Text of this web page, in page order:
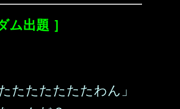
ム出題 ］
たたたたたたわん」